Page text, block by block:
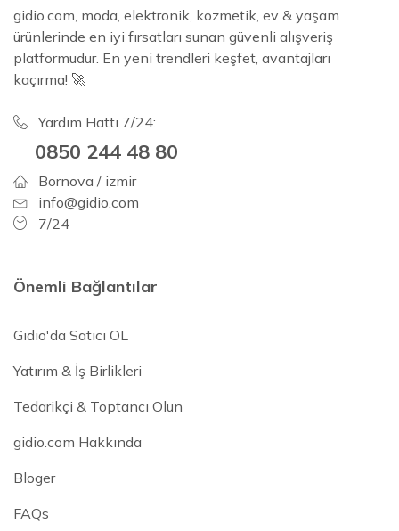
gidio.com, moda, elektronik, kozmetik, ev & yaşam
ürünlerinde en iyi fırsatları sunan güvenli alışveriş
platformudur. En yeni trendleri keşfet, avantajları
kaçırma! 🚀
Yardım Hattı 7/24:
0850 244 48 80
Bornova / izmir
info@gidio.com
7/24
Önemli Bağlantılar
Gidio'da Satıcı OL
Yatırım & İş Birlikleri
Tedarikçi & Toptancı Olun
gidio.com Hakkında
Bloger
FAQs